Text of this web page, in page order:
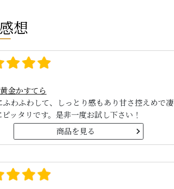
想
金かすてら
ふわふわして、しっとり感もあり甘さ控えめで
ッタリです。是非一度お試し下さい！
商品を見る